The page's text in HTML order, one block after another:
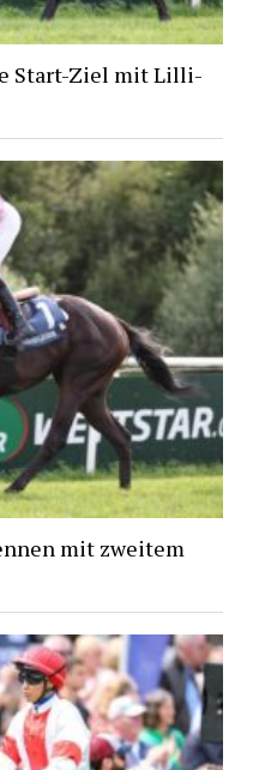
Start-Ziel mit Lilli-
mit zweitem